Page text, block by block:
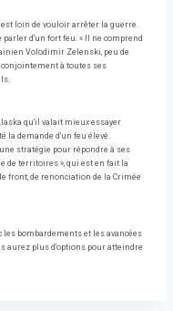
loin de vouloir arrêter la guerre.
d'un fort feu. « Il ne comprend
Volodimir Zelenski, peu de
à toutes ses
qu'il valait mieux essayer
la demande d'un feu élevé.
stratégie pour répondre à ses
de territoires », qui est en fait la
front, de renonciation de la Crimée
bombardements et les avancées
aurez plus d'options pour atteindre